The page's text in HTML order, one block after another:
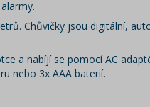
Chůvičky jsou digitální,
a nabíjí se pomocí AC
nebo 3x AAA baterií.